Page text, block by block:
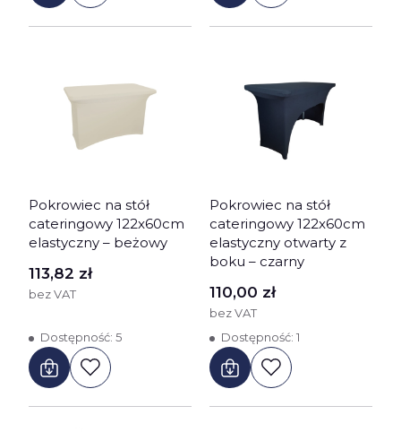
Pokrowiec na stół
cateringowy 122x60cm
elastyczny – beżowy
Cena
113,82 zł
bez VAT
Dostępność: 5
Pokrowiec na stół
cateringowy 122x60cm
elastyczny otwarty z
boku – czarny
Cena
110,00 zł
bez VAT
Dostępność: 1